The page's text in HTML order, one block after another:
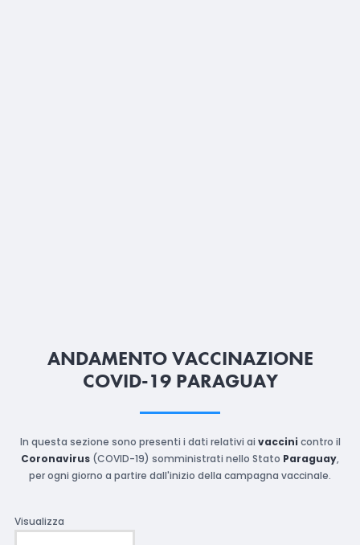
ANDAMENTO VACCINAZIONE
COVID-19 PARAGUAY
In questa sezione sono presenti i dati relativi ai vaccini contro il
Coronavirus (COVID-19) somministrati nello Stato Paraguay,
per ogni giorno a partire dall'inizio della campagna vaccinale.
Visualizza